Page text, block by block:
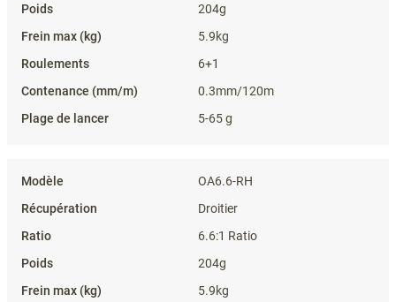
204g
5.9kg
6+1
0.3mm/120m
5-65 g
OA6.6-RH
Droitier
6.6:1 Ratio
204g
5.9kg